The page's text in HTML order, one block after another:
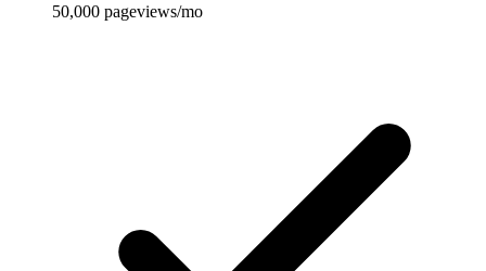
50,000 pageviews/mo